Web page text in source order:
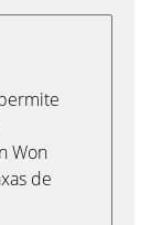
Won
de